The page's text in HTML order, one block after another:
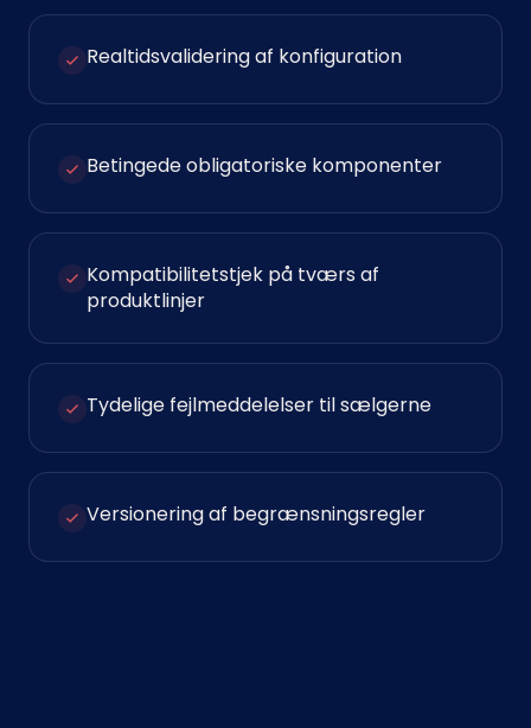
Realtidsvalidering af konfiguration
Betingede obligatoriske komponenter
Kompatibilitetstjek på tværs af
produktlinjer
Tydelige fejlmeddelelser til sælgerne
Versionering af begrænsningsregler